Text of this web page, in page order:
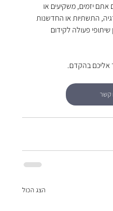
אתם יזמים, משקיעים או
התשתיות או החדשנות
פעולה לקידום
קשר
הצג הכול